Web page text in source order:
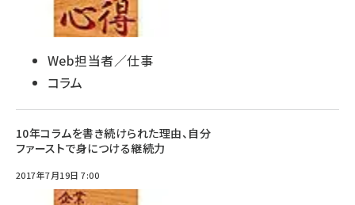
Web担当者／仕事
コラム
10年コラムを書き続けられた理由、自分
ファーストで身につける継続力
2017年7月19日 7:00